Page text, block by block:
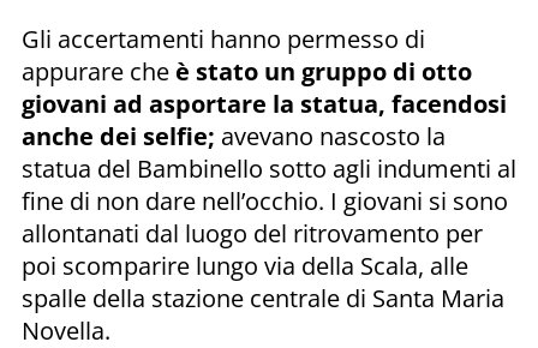
Gli accertamenti hanno permesso di
appurare che è stato un gruppo di otto
giovani ad asportare la statua, facendosi
anche dei selfie; avevano nascosto la
statua del Bambinello sotto agli indumenti al
fine di non dare nell’occhio. I giovani si sono
allontanati dal luogo del ritrovamento per
poi scomparire lungo via della Scala, alle
spalle della stazione centrale di Santa Maria
Novella.